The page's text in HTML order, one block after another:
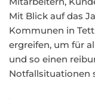
Mit Blick auf das
Kommunen in
ergreifen, um für
und so einen
Notfallsituationen